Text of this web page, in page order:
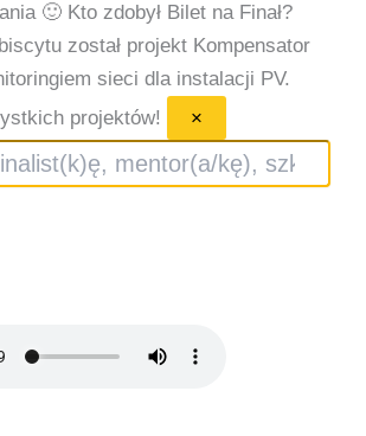
🙂 Kto zdobył Bilet na Finał?
został projekt Kompensator
sieci dla instalacji PV.
projektów!
×